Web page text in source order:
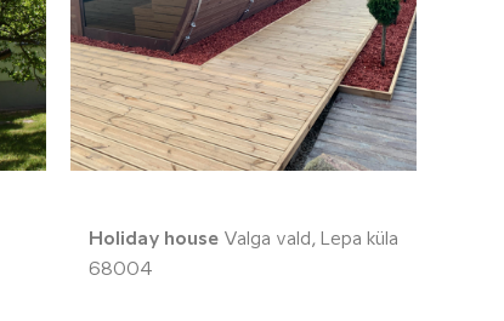
Holiday house Valga vald, Lepa küla
68004